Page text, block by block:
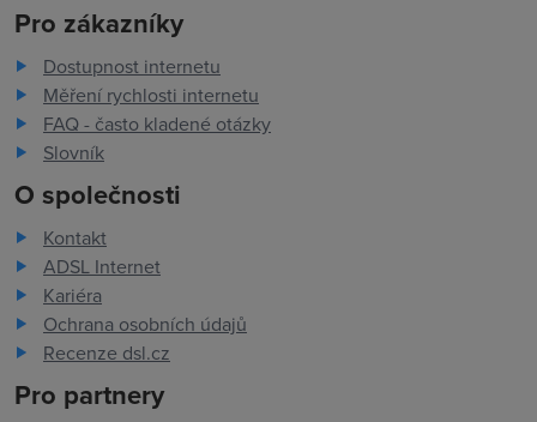
Pro zákazníky
Dostupnost internetu
Měření rychlosti internetu
FAQ - často kladené otázky
Slovník
O společnosti
Kontakt
ADSL Internet
Kariéra
Ochrana osobních údajů
Recenze dsl.cz
Pro partnery